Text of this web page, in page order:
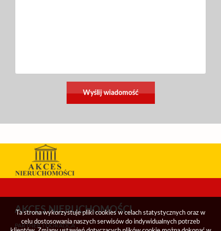
AKCES NIERUCHOMOŚCI
PARTNER I DORADCA
Ta strona wykorzystuje pliki cookies w celach statystycznych oraz w
celu dostosowania naszych serwisów do indywidualnych potrzeb